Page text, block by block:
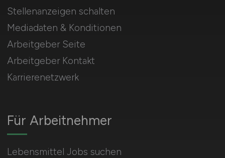
Für Arbeitnehmer
Lebensmittel Jobs suchen
Stellenanzeigen schalten
Mediadaten & Konditionen
Arbeitgeber Seite
Arbeitgeber Kontakt
Karrierenetzwerk